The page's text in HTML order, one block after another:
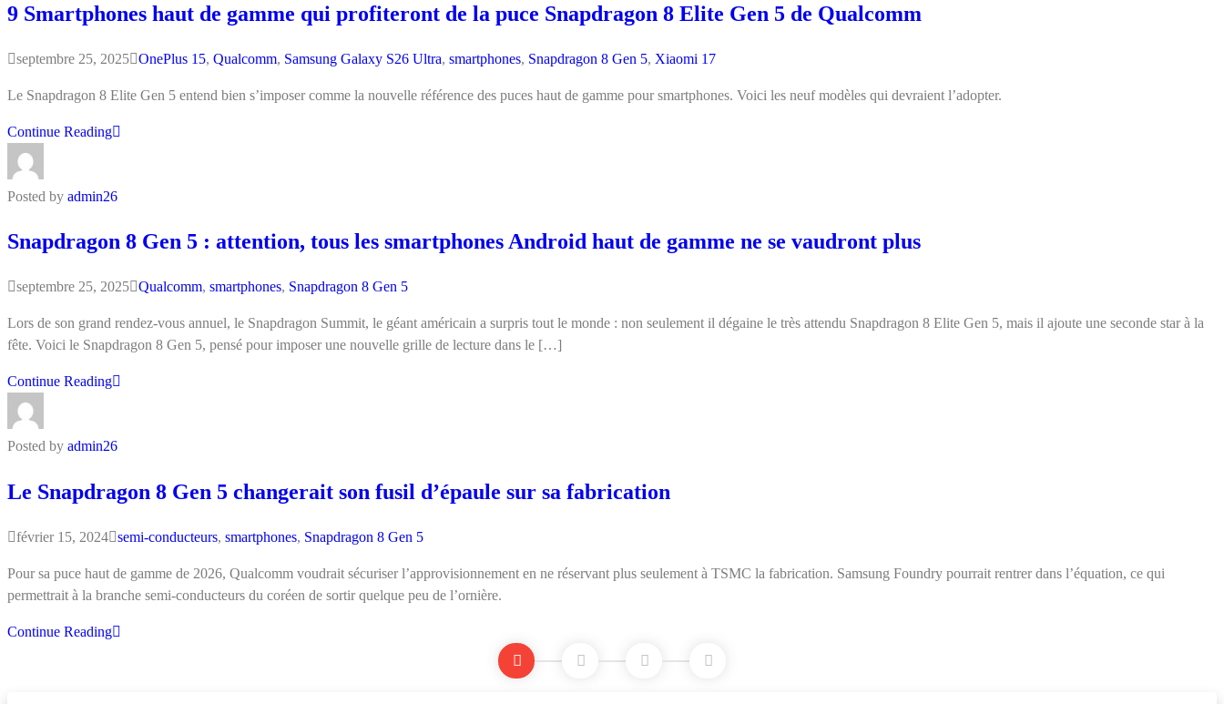
9 Smartphones haut de gamme qui profiteront de la puce Snapdragon 8 Elite Gen 5 de Qualcomm
septembre 25, 2025 OnePlus 15, Qualcomm, Samsung Galaxy S26 Ultra, smartphones, Snapdragon 8 Gen 5, Xiaomi 17
Le Snapdragon 8 Elite Gen 5 entend bien s’imposer comme la nouvelle référence des puces haut de gamme pour smartphones. Voici les neuf modèles qui devraient l’adopter.
Continue Reading
Posted by admin26
Snapdragon 8 Gen 5 : attention, tous les smartphones Android haut de gamme ne se vaudront plus
septembre 25, 2025 Qualcomm, smartphones, Snapdragon 8 Gen 5
Lors de son grand rendez-vous annuel, le Snapdragon Summit, le géant américain a surpris tout le monde : non seulement il dégaine le très attendu Snapdragon 8 Elite Gen 5, mais il ajoute une seconde star à la
fête. Voici le Snapdragon 8 Gen 5, pensé pour imposer une nouvelle grille de lecture dans le […]
Continue Reading
Posted by admin26
Le Snapdragon 8 Gen 5 changerait son fusil d’épaule sur sa fabrication
février 15, 2024 semi-conducteurs, smartphones, Snapdragon 8 Gen 5
Pour sa puce haut de gamme de 2026, Qualcomm voudrait sécuriser l’approvisionnement en ne réservant plus seulement à TSMC la fabrication. Samsung Foundry pourrait rentrer dans l’équation, ce qui
permettrait à la branche semi-conducteurs du coréen de sortir quelque peu de l’ornière.
Continue Reading